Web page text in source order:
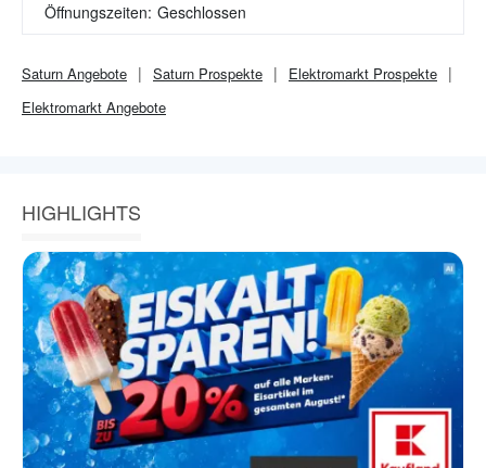
Öffnungszeiten: Geschlossen
Saturn Angebote Saturn Prospekte Elektromarkt Prospekte
Elektromarkt Angebote
HIGHLIGHTS